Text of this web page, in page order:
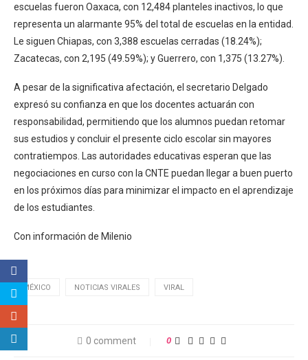
escuelas fueron Oaxaca, con 12,484 planteles inactivos, lo que
representa un alarmante 95% del total de escuelas en la entidad.
Le siguen Chiapas, con 3,388 escuelas cerradas (18.24%);
Zacatecas, con 2,195 (49.59%); y Guerrero, con 1,375 (13.27%).
A pesar de la significativa afectación, el secretario Delgado
expresó su confianza en que los docentes actuarán con
responsabilidad, permitiendo que los alumnos puedan retomar
sus estudios y concluir el presente ciclo escolar sin mayores
contratiempos. Las autoridades educativas esperan que las
negociaciones en curso con la CNTE puedan llegar a buen puerto
en los próximos días para minimizar el impacto en el aprendizaje
de los estudiantes.
Con información de Milenio
MÉXICO NOTICIAS VIRALES VIRAL
0 comment 0